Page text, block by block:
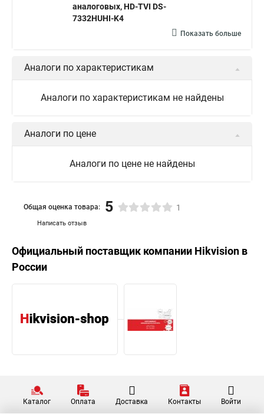
Видеокамеры hikvision ds
Камера Hikvision ds 2ce16d8t
Видеокамера hikvision hiwatch
Камера Hikvision ds 2cd2442fwd
Hikvision поворотная камера
Нikvision микрофон Hikvision поворотная
Hikvision порты
аналоговых, HD-TVI DS-
7332HUHI-K4
Показать больше
Аналоги по характеристикам
Аналоги по характеристикам не найдены
Аналоги по цене
Аналоги по цене не найдены
Написать отзыв
Общая оценка товара: 5 1
Официальный поставщик компании Hikvision в
России
Каталог Оплата Доставка Контакты Войти